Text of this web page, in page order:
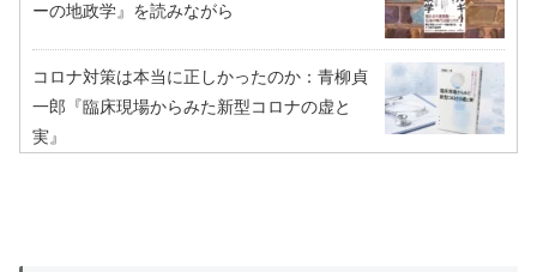
ーの地政学』を読みながら
コロナ対策は本当に正しかったのか：青柳貞
一郎『臨床現場からみた新型コロナの虚と
実』